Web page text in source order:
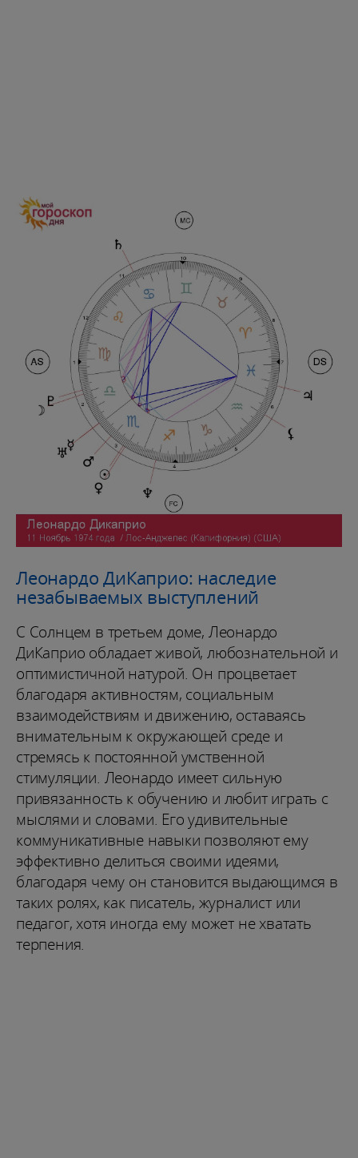
Леонардо ДиКаприо: наследие
незабываемых выступлений
С Солнцем в третьем доме, Леонардо
ДиКаприо обладает живой, любознательной и
оптимистичной натурой. Он процветает
благодаря активностям, социальным
взаимодействиям и движению, оставаясь
внимательным к окружающей среде и
стремясь к постоянной умственной
стимуляции. Леонардо имеет сильную
привязанность к обучению и любит играть с
мыслями и словами. Его удивительные
коммуникативные навыки позволяют ему
эффективно делиться своими идеями,
благодаря чему он становится выдающимся в
таких ролях, как писатель, журналист или
педагог, хотя иногда ему может не хватать
терпения.